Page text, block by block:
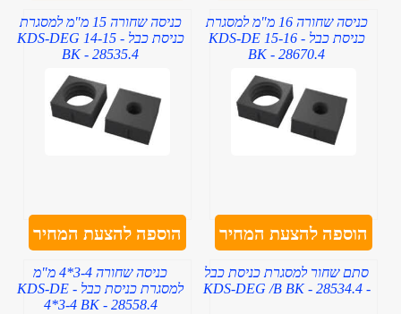
כניסה שחורה 16 מ"מ למסגרת
כניסת כבל - KDS-DE 15-16
BK - 28670.4
הוספה להצעת המחיר
כניסה שחורה 15 מ"מ למסגרת
כניסת כבל - KDS-DEG 14-15
BK - 28535.4
הוספה להצעת המחיר
סתם שחור למסגרת כניסת כבל
- KDS-DEG /B BK - 28534.4
כניסה שחורה 3-4*4 מ"מ
למסגרת כניסת כבל - KDS-DE
4*3-4 BK - 28558.4